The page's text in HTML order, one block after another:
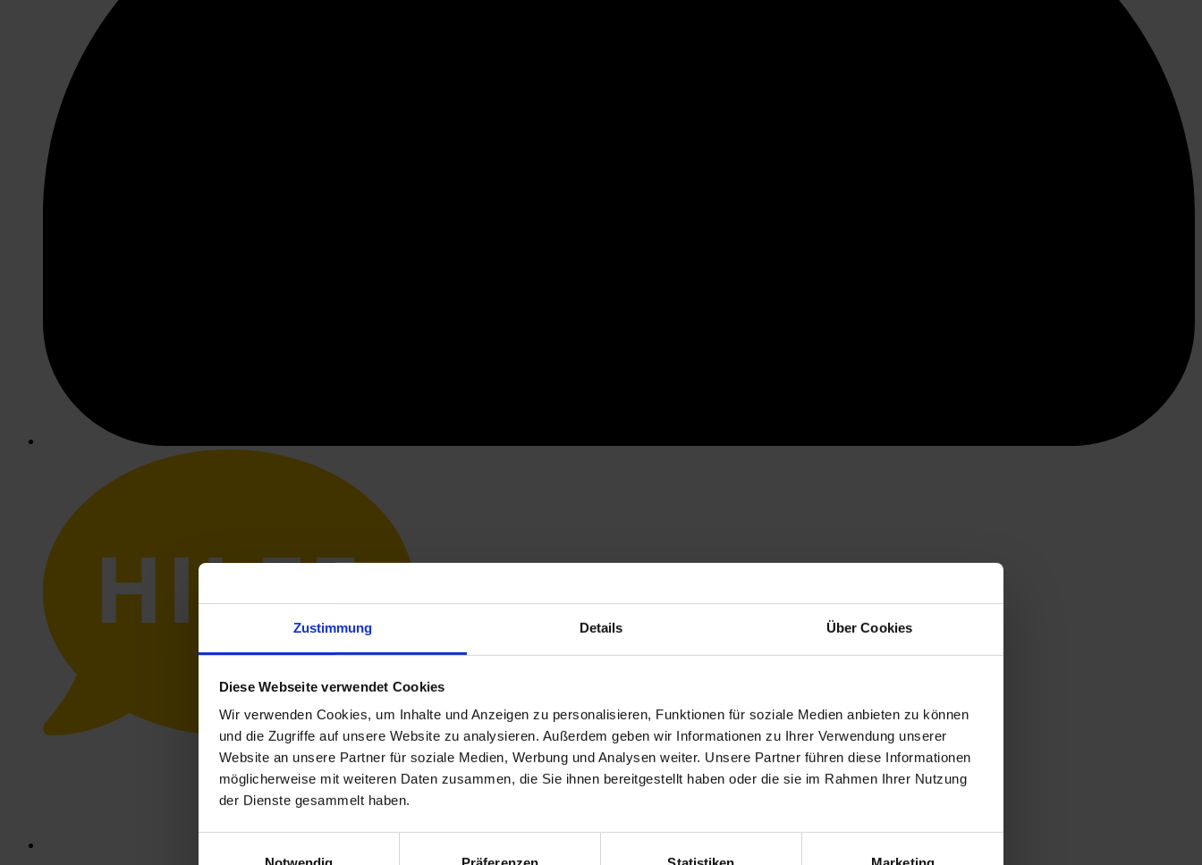
Zustimmung Details Über Cookies
Diese Webseite verwendet Cookies
Wir verwenden Cookies, um Inhalte und Anzeigen zu personalisieren, Funktionen für soziale Medien anbieten zu können
und die Zugriffe auf unsere Website zu analysieren. Außerdem geben wir Informationen zu Ihrer Verwendung unserer
Website an unsere Partner für soziale Medien, Werbung und Analysen weiter. Unsere Partner führen diese Informationen
möglicherweise mit weiteren Daten zusammen, die Sie ihnen bereitgestellt haben oder die sie im Rahmen Ihrer Nutzung
der Dienste gesammelt haben.
HILFE